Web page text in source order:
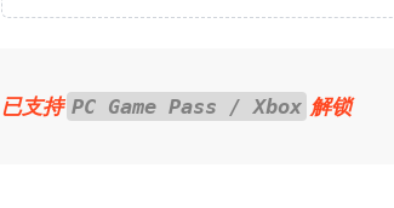
已支持 PC Game Pass / Xbox 解锁